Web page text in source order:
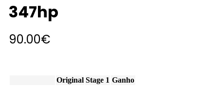
347hp
90.00€
Original Stage 1 Ganho